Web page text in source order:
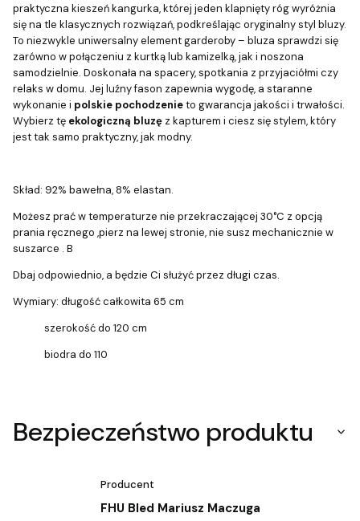
praktyczna kieszeń kangurka, której jeden klapnięty róg wyróżnia
się na tle klasycznych rozwiązań, podkreślając oryginalny styl bluzy.
To niezwykle uniwersalny element garderoby – bluza sprawdzi się
zarówno w połączeniu z kurtką lub kamizelką, jak i noszona
samodzielnie. Doskonała na spacery, spotkania z przyjaciółmi czy
relaks w domu. Jej luźny fason zapewnia wygodę, a staranne
wykonanie i polskie pochodzenieto gwarancja jakości i trwałości.
Wybierz tę ekologiczną bluzę z kapturem i ciesz się stylem, który
jest tak samo praktyczny, jak modny.
Skład: 92% bawełna, 8% elastan.
Możesz prać w temperaturze nie przekraczającej 30°C z opcją
prania ręcznego ,pierz na lewej stronie, nie susz mechanicznie w
suszarce . B
Dbaj odpowiednio, a będzie Ci służyć przez długi czas.
Wymiary: długość całkowita 65 cm
szerokość do 120 cm
biodra do 110
Bezpieczeństwo produktu
Producent
FHU Bled Mariusz Maczuga